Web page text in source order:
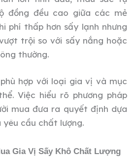
đồng đều cao giữa các mẻ
phí thấp hơn sấy lạnh nhưng
trội so với sấy nắng hoặc
thường.
hợp với loại gia vị và mục
Việc hiểu rõ phương pháp
mua đưa ra quyết định dựa
cầu chất lượng.
Gia Vị Sấy Khô Chất Lượng